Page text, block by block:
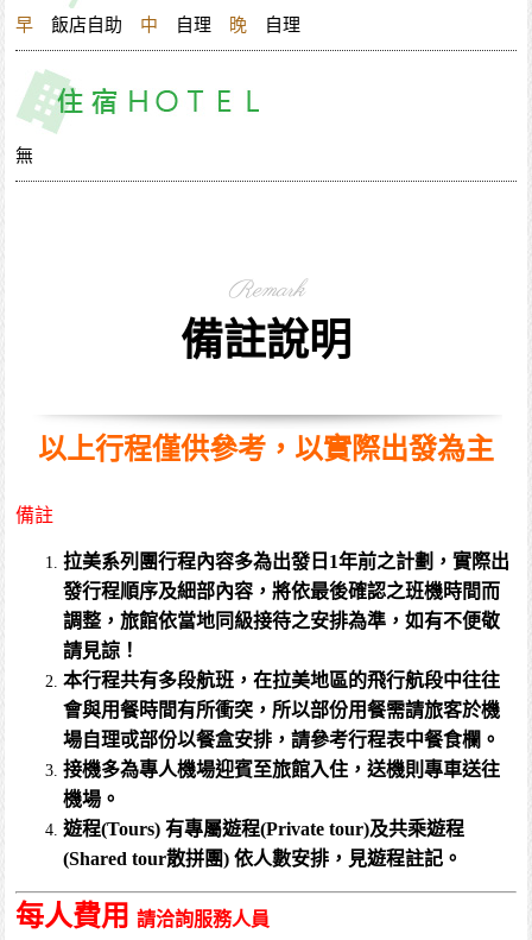
早 飯店自助 中 自理 晚 自理
無
Remark
備註說明
以上行程僅供參考，以實際出發為主
備註
拉美系列團行程內容多為出發日1年前之計劃，實際出
發行程順序及細部內容，將依最後確認之班機時間而
調整，旅館依當地同級接待之安排為準，如有不便敬
請見諒！
本行程共有多段航班，在拉美地區的飛行航段中往往
會與用餐時間有所衝突，所以部份用餐需請旅客於機
場自理戓部份以餐盒安排，請參考行程表中餐食欄。
接機多為專人機場迎賓至旅館入住，送機則專車送往
機場。
遊程(Tours) 有專屬遊程(Private tour)及共乘遊程
(Shared tour散拼團) 依人數安排，見遊程註記。
每人費用請洽詢服務人員